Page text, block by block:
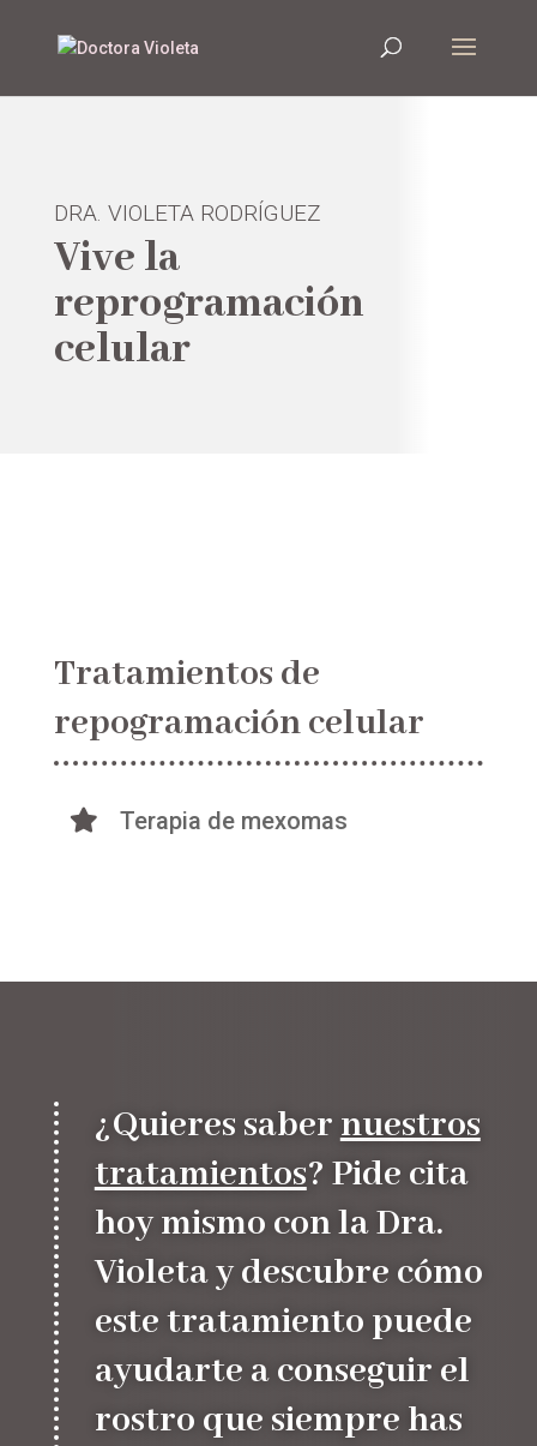
DRA. VIOLETA RODRÍGUEZ
Vive la
reprogramación
celular
Tratamientos de
repogramación celular
 Terapia de mexomas
¿Quieres sabernuestros
tratamientos? Pide cita
hoy mismo con la Dra.
Violeta y descubre cómo
este tratamiento puede
ayudarte a conseguir el
rostro que siempre has